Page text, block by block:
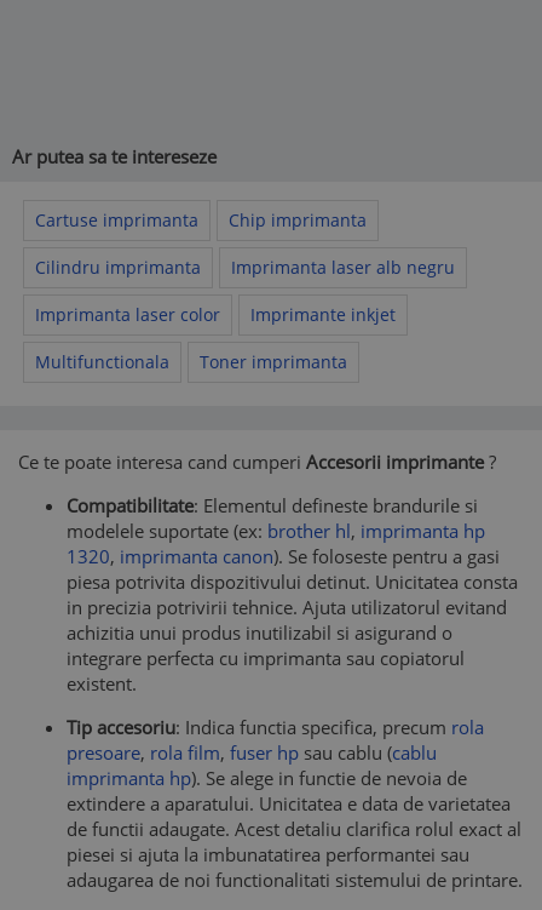
Ar putea sa te intereseze
Cartuse imprimanta Chip imprimanta
Cilindru imprimanta Imprimanta laser alb negru
Imprimanta laser color Imprimante inkjet
Multifunctionala Toner imprimanta
Ce te poate interesa cand cumperi Accesorii imprimante?
Compatibilitate: Elementul defineste brandurile si
modelele suportate (ex: brother hl, imprimanta hp
1320, imprimanta canon). Se foloseste pentru a gasi
piesa potrivita dispozitivului detinut. Unicitatea consta
in precizia potrivirii tehnice. Ajuta utilizatorul evitand
achizitia unui produs inutilizabil si asigurand o
integrare perfecta cu imprimanta sau copiatorul
existent.
Tip accesoriu: Indica functia specifica, precum rola
presoare, rola film, fuser hp sau cablu (cablu
imprimanta hp). Se alege in functie de nevoia de
extindere a aparatului. Unicitatea e data de varietatea
de functii adaugate. Acest detaliu clarifica rolul exact al
piesei si ajuta la imbunatatirea performantei sau
adaugarea de noi functionalitati sistemului de printare.